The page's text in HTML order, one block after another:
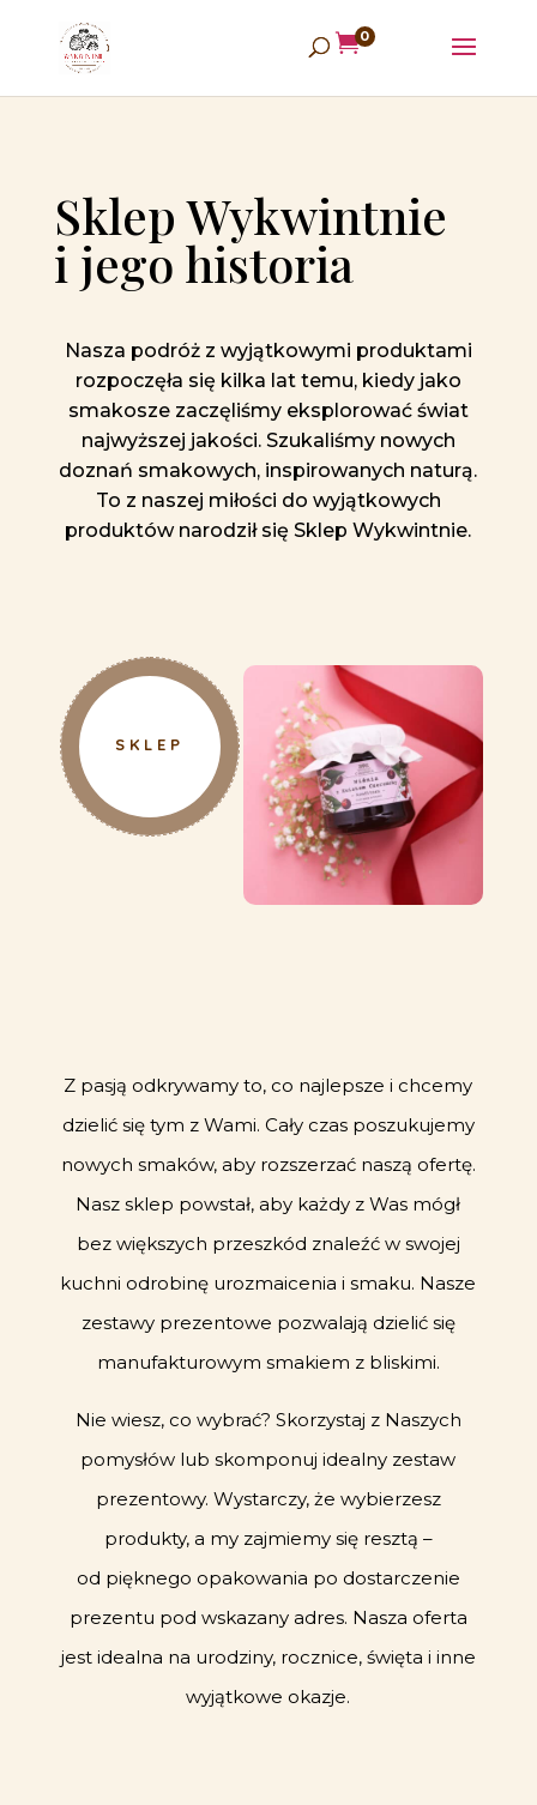
0
Sklep Wykwintnie
i jego historia
Nasza podróż z wyjątkowymi produktami
rozpoczęła się kilka lat temu, kiedy jako
smakosze zaczęliśmy eksplorować świat
najwyższej jakości. Szukaliśmy nowych
doznań smakowych, inspirowanych naturą.
To z naszej miłości do wyjątkowych
produktów narodził sięSklep Wykwintnie.
SKLEP
Z pasją odkrywamy to, co najlepsze i chcemy
dzielić się tym z Wami. Cały czas poszukujemy
nowych smaków, aby rozszerzać naszą ofertę.
Nasz sklep powstał, aby każdy z Was mógł
bez większych przeszkód znaleźć w swojej
kuchni odrobinę urozmaicenia i smaku. Nasze
zestawy prezentowe pozwalają dzielić się
manufakturowym smakiem z bliskimi.
Nie wiesz, co wybrać? Skorzystaj z Naszych
pomysłów lub skomponuj idealny zestaw
prezentowy. Wystarczy, że wybierzesz
produkty, a my zajmiemy się resztą –
od pięknego opakowania po dostarczenie
prezentu pod wskazany adres. Nasza oferta
jest idealna na urodziny, rocznice, święta i inne
wyjątkowe okazje.